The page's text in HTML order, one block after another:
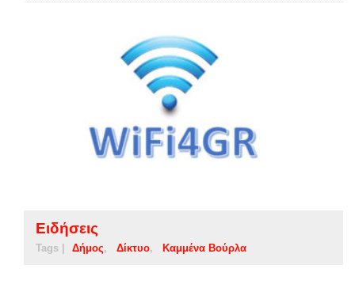
Ειδήσεις
Tags | Δήμος Δίκτυο Καμμένα Βούρλα